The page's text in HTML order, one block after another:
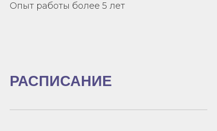
Опыт работы более 5 лет
РАСПИСАНИЕ